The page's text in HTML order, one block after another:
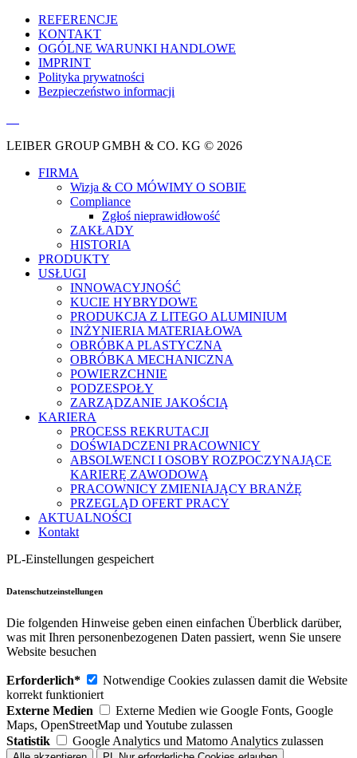
REFERENCJE
KONTAKT
OGÓLNE WARUNKI HANDLOWE
IMPRINT
Polityka prywatności
Bezpieczeństwo informacji
LEIBER GROUP GMBH & CO. KG © 2026
FIRMA
Wizja & CO MÓWIMY O SOBIE
Compliance
Zgłoś nieprawidłowość
ZAKŁADY
HISTORIA
PRODUKTY
USŁUGI
INNOWACYJNOŚĆ
KUCIE HYBRYDOWE
PRODUKCJA Z LITEGO ALUMINIUM
INŻYNIERIA MATERIAŁOWA
OBRÓBKA PLASTYCZNA
OBRÓBKA MECHANICZNA
POWIERZCHNIE
PODZESPOŁY
ZARZĄDZANIE JAKOŚCIĄ
KARIERA
PROCESS REKRUTACJI
DOŚWIADCZENI PRACOWNICY
ABSOLWENCI I OSOBY ROZPOCZYNAJĄCE
KARIERĘ ZAWODOWĄ
PRACOWNICY ZMIENIAJĄCY BRANŻĘ
PRZEGLĄD OFERT PRACY
AKTUALNOŚCI
Kontakt
PL-Einstellungen gespeichert
Datenschutzeinstellungen
Die folgenden Hinweise geben einen einfachen Überblick darüber,
was mit Ihren personenbezogenen Daten passiert, wenn Sie unsere
Website besuchen
Erforderlich*
Notwendige Cookies zulassen damit die Website
korrekt funktioniert
Externe Medien
Externe Medien wie Google Fonts, Google
Maps, OpenStreetMap und Youtube zulassen
Statistik
Google Analytics und Matomo Analytics zulassen